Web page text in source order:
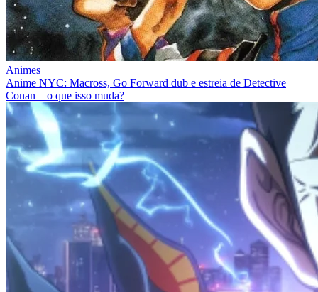
Animes
Anime NYC: Macross, Go Forward dub e estreia de Detective
Conan – o que isso muda?